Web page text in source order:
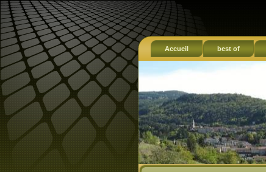
Accueil best of